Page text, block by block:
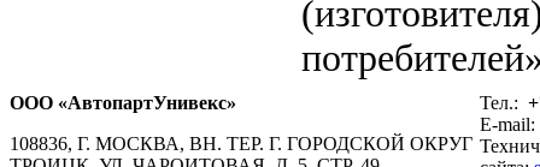
ООО «АвтопартУнивекс»
108836, Г. МОСКВА, ВН. ТЕР. Г. ГОРОДСКОЙ ОКРУГ
Тел.:
E-mail: